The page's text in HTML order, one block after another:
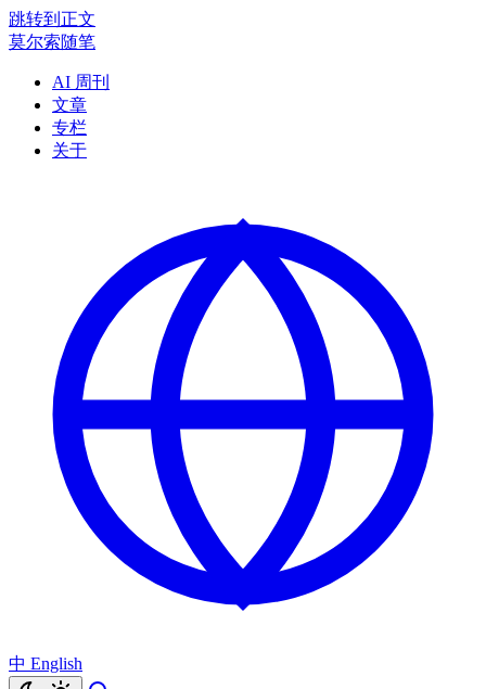
跳转到正文
莫尔索随笔
AI 周刊
文章
专栏
关于
中 English